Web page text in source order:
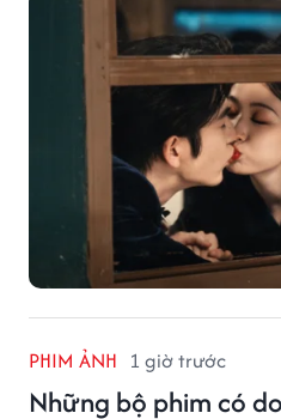
PHIM ẢNH 1 giờ trước
Những bộ phim có